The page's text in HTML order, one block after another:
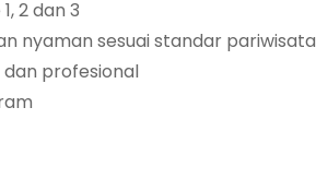
2 dan 3
nyaman sesuai standar pariwisata
profesional